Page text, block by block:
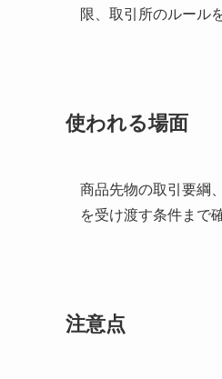
限、取引所のルール
使われる場面
商品先物の取引要綱
を受け渡す条件まで
注意点